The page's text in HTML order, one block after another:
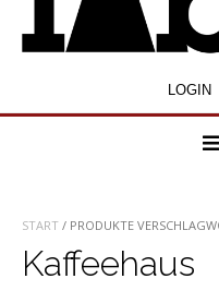
LOGIN
START / PRODUKTE
Kaffeehaus